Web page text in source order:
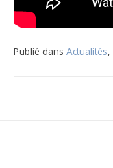
Publié dans Actualités,